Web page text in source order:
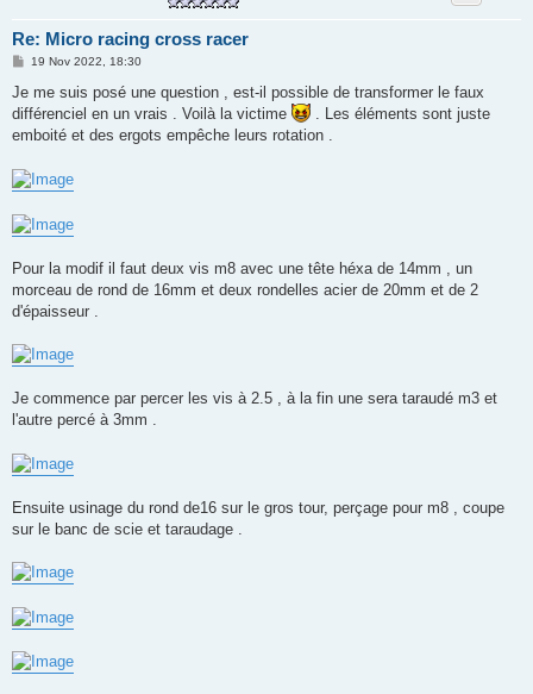
Re: Micro racing cross racer
M
s
a
g
19 Nov 2022, 18:30
Je me suis posé une question , est-il possible de transformer le faux
différenciel en un vrais . Voilà la victime
. Les éléments sont juste
emboité et des ergots empêche leurs rotation .
Pour la modif il faut deux vis m8 avec une tête héxa de 14mm , un
morceau de rond de 16mm et deux rondelles acier de 20mm et de 2
d'épaisseur .
Je commence par percer les vis à 2.5 , à la fin une sera taraudé m3 et
l'autre percé à 3mm .
Ensuite usinage du rond de16 sur le gros tour, perçage pour m8 , coupe
sur le banc de scie et taraudage .